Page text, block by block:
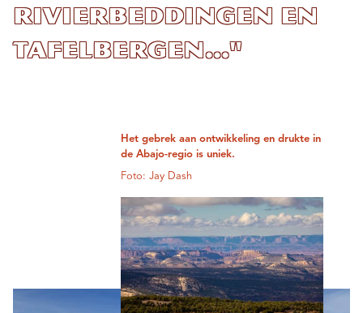
rivierbeddingen en
tafelbergen..."
Het gebrek aan ontwikkeling en drukte in
de Abajo-regio is uniek.
Foto: Jay Dash